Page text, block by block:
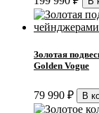
Золотая
Golden Vogue
79 990 ₽